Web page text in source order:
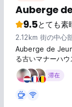
Auberge
9.5とても素
2.12km 街の中心
Auberge de
る古いマナーハウ
滞在